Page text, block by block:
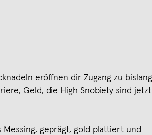
eröffnen dir Zugang zu bislang
Geld, die High Snobiety sind jetzt
Messing, geprägt, gold plattiert und